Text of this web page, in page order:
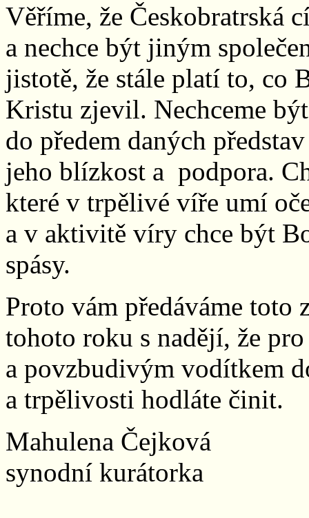
Věříme, že Českobratrská
a nechce být jiným
jistotě, že stále platí to, co
Kristu zjevil. Nechceme
do předem daných
jeho blízkost a podpora.
které v trpělivé víře umí
a v aktivitě víry chce být
spásy.
Proto vám předáváme
tohoto roku s nadějí, že
a povzbudivým vodítkem
a trpělivosti hodláte činit.
Mahulena Čejková
synodní kurátorka